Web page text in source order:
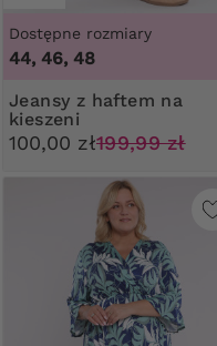
Dostępne rozmiary
44, 46, 48
Jeansy z haftem na
kieszeni
100,00 zł199,99 zł